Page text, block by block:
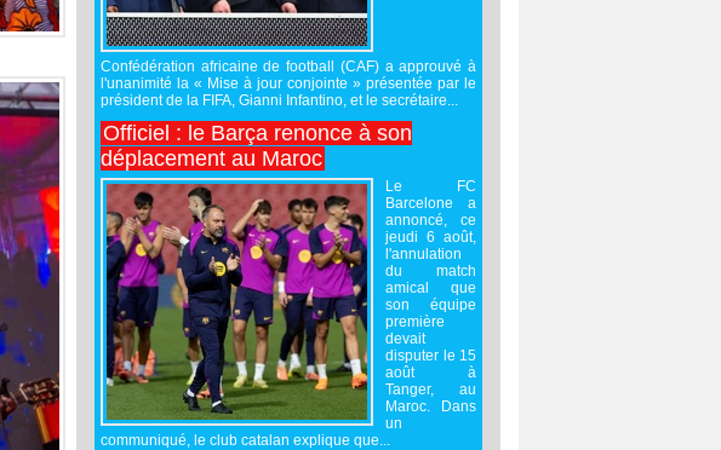
Confédération africaine de football (CAF) a approuvé à
l'unanimité la « Mise à jour conjointe » présentée par le
président de la FIFA, Gianni Infantino, et le secrétaire...
Officiel : le Barça renonce à son
déplacement au Maroc
Le FC
Barcelone a
annoncé, ce
jeudi 6 août,
l'annulation
du match
amical que
son équipe
première
devait
disputer le 15
août à
Tanger, au
Maroc. Dans
un
communiqué, le club catalan explique que...